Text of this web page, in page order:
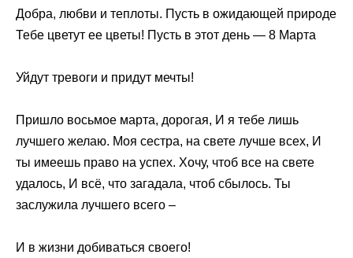
Добра, любви и теплоты. Пусть в ожидающей природе
Тебе цветут ее цветы! Пусть в этот день — 8 Марта
Уйдут тревоги и придут мечты!
Пришло восьмое марта, дорогая, И я тебе лишь
лучшего желаю. Моя сестра, на свете лучше всех, И
ты имеешь право на успех. Хочу, чтоб все на свете
удалось, И всё, что загадала, чтоб сбылось. Ты
заслужила лучшего всего –
И в жизни добиваться своего!